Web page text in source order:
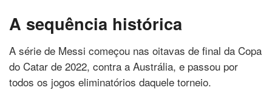
A sequência histórica
A série de Messi começou nas oitavas de final da Copa
do Catar de 2022, contra a Austrália, e passou por
todos os jogos eliminatórios daquele torneio.